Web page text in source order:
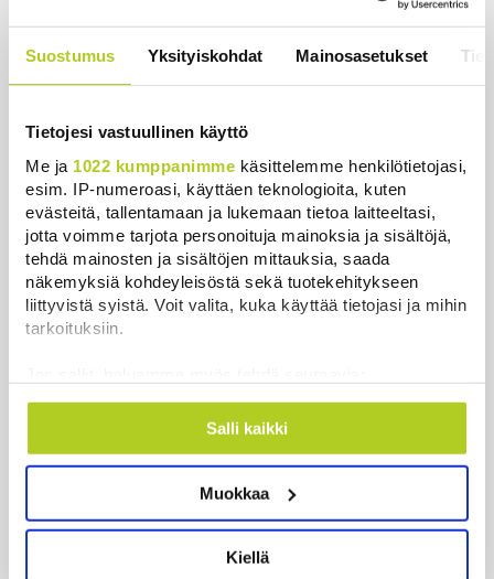
Suostumus Yksityiskohdat Mainosasetukset
Tietojesi vastuullinen käyttö
Me ja 1022 kumppanimme käsittelemme henkilötietojasi,
esim. IP-numeroasi, käyttäen teknologioita, kuten
evästeitä, tallentamaan ja lukemaan tietoa laitteeltasi,
jotta voimme tarjota personoituja mainoksia ja sisältöjä,
tehdä mainosten ja sisältöjen mittauksia, saada
näkemyksiä kohdeyleisöstä sekä tuotekehitykseen
liittyvistä syistä. Voit valita, kuka käyttää tietojasi ja mihin
tarkoituksiin.
Kerätä tietoja maantieteellisestä sijainnistasi,
mahdollisesti muutaman metrin tarkkuudella
ominaispiirteitä aktiivisesti (sormenjäljen
Lue lisää siitä, miten henkilötietojasi käsitellään ja miten
suostumustasi tai peruuttaa sen milloin vain
Salli kaikki
Muokkaa
Kiellä
Khamenein kanssa viestiminen on
Uutiset | 6.8.2026 0:58
Uutiset
Uusimmat